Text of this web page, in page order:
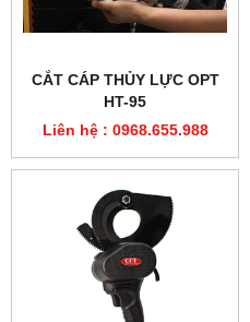
CẮT CÁP THỦY LỰC OPT
HT-95
Liên hệ : 0968.655.988